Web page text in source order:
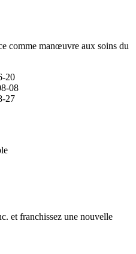
comme manœuvre aux soins du
20
08
27
et franchissez une nouvelle